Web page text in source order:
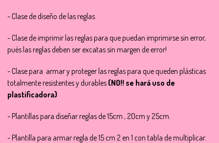
- Clase de diseño de las reglas.
- Clase de imprimir las reglas para que puedan imprimirse sin error,
pués las reglas deben ser excatas sin margen de error!
- Clase para armar y proteger las reglas para que queden plásticas
totalmente resistentes y durables (NO!! se hará uso de
plastificadora)
- Plantillas para diseñar reglas de 15cm , 20cm y 25cm.
- Plantilla para armar regla de 15 cm 2 en 1 con tabla de multiplicar.